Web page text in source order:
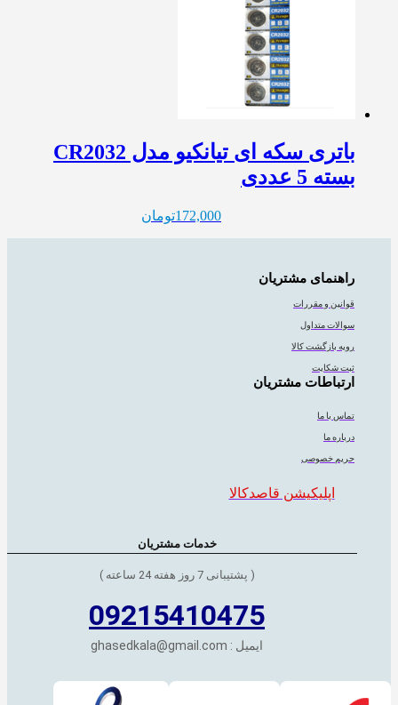
باتری سکه ای تیانکیو مدل CR2032
بسته 5 عددی
172,000تومان
راهنمای مشتریان
قوانین و مقررات
سوالات متداول
رویه بازگشت کالا
ثبت شکایت
ارتباطات مشتریان
تماس با ما
درباره ما
حریم خصوصی
اپلیکیشن قاصدکالا
خدمات مشتریان
( پشتیبانی 7 روز هفته 24 ساعته )
09215410475
ایمیل : ghasedkala@gmail.com